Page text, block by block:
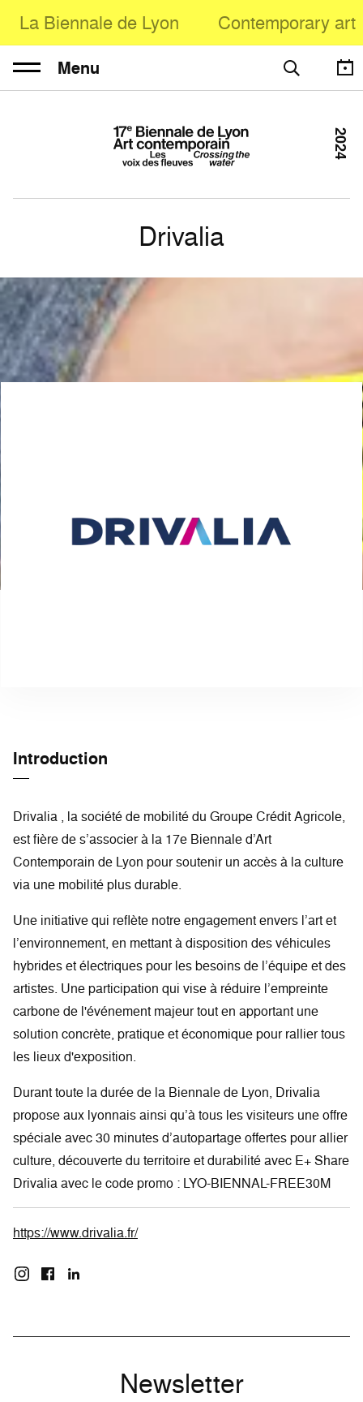
La Biennale de Lyon Contemporary art
Menu
Drivalia
2024
Introduction
Drivalia , la société de mobilité du Groupe Crédit Agricole,
est fière de s’associer à la 17e Biennale d’Art
Contemporain de Lyon pour soutenir un accès à la culture
via une mobilité plus durable.
Une initiative qui reflète notre engagement envers l’art et
l’environnement, en mettant à disposition des véhicules
hybrides et électriques pour les besoins de l’équipe et des
artistes. Une participation qui vise à réduire l’empreinte
carbone de l'événement majeur tout en apportant une
solution concrète, pratique et économique pour rallier tous
les lieux d'exposition.
Durant toute la durée de la Biennale de Lyon, Drivalia
propose aux lyonnais ainsi qu’à tous les visiteurs une offre
spéciale avec 30 minutes d’autopartage offertes pour allier
culture, découverte du territoire et durabilité avec E+ Share
Drivalia avec le code promo : LYO-BIENNAL-FREE30M
https://www.drivalia.fr/
Newsletter